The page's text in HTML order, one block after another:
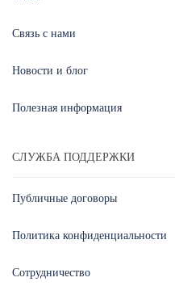
Связь с нами
Новости и блог
Полезная информация
СЛУЖБА ПОДДЕРЖКИ
Публичные договоры
Политика конфиденциальности
Сотрудничество